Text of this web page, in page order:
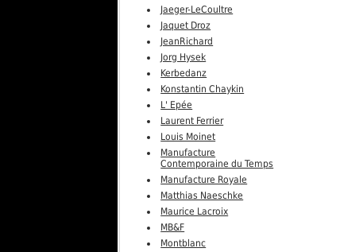
Jaeger-LeCoultre
Jaquet Droz
JeanRichard
Jorg Hysek
Kerbedanz
Konstantin Chaykin
L' Epée
Laurent Ferrier
Louis Moinet
Manufacture
Contemporaine du Temps
Manufacture Royale
Matthias Naeschke
Maurice Lacroix
MB&F
Montblanc